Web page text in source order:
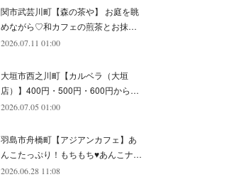
関市武芸川町【森の茶や】 お庭を眺
めながら♡和カフェの煎茶とお抹…
2026.07.11 01:00
大垣市西之川町【カルベラ（大垣
店）】400円・500円・600円から…
2026.07.05 01:00
羽島市舟橋町【アジアンカフェ】あ
んこたっぷり！もちもち♥あんこナ…
2026.06.28 11:08